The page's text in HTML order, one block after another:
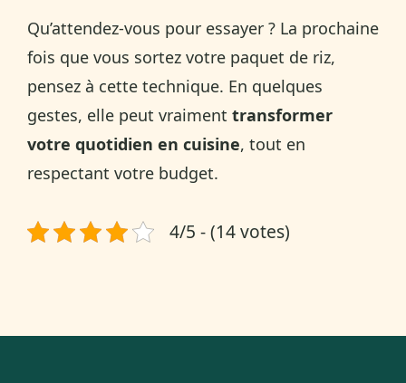
Qu’attendez-vous pour essayer ? La prochaine
fois que vous sortez votre paquet de riz,
pensez à cette technique. En quelques
gestes, elle peut vraiment transformer
votre quotidien en cuisine, tout en
respectant votre budget.
4/5 - (14 votes)